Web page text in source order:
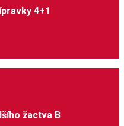
4+1
žactva B